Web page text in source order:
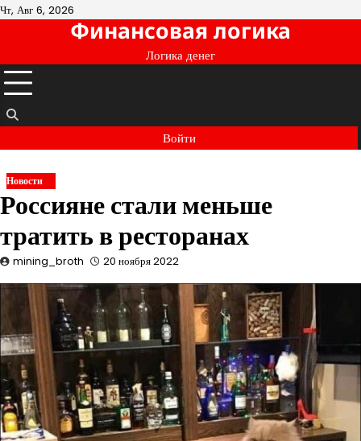
Перейти
Чт, Авг 6, 2026
Финансовая логика
Логика денег
Войти
Новости
Россияне стали меньше
тратить в ресторанах
mining_broth 20 ноября 2022